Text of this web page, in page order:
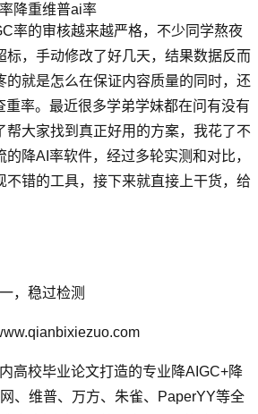
降重维普ai率
率的审核越来越严格，不少同学熬夜
标，手动修改了好几天，结果数据反而
的就是怎么在保证内容质量的同时，还
重率。最近很多学弟学妹都在问有没有
帮大家找到真正好用的方案，我花了不
降AI率软件，经过多轮实测和对比，
不错的工具，接下来就直接上干货，给
，稳过检测
高校毕业论文打造的专业降AIGC+降
、维普、万方、朱雀、PaperYY等全